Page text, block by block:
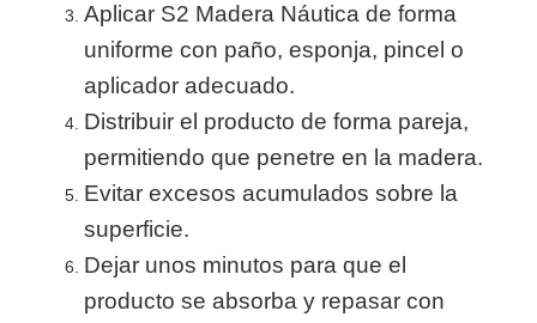
Aplicar S2 Madera Náutica de forma
uniforme con paño, esponja, pincel o
aplicador adecuado.
Distribuir el producto de forma pareja,
permitiendo que penetre en la madera.
Evitar excesos acumulados sobre la
superficie.
Dejar unos minutos para que el
producto se absorba y repasar con